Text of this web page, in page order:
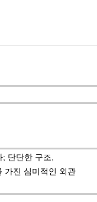
; 단단한 구조,
가진 심미적인 외관